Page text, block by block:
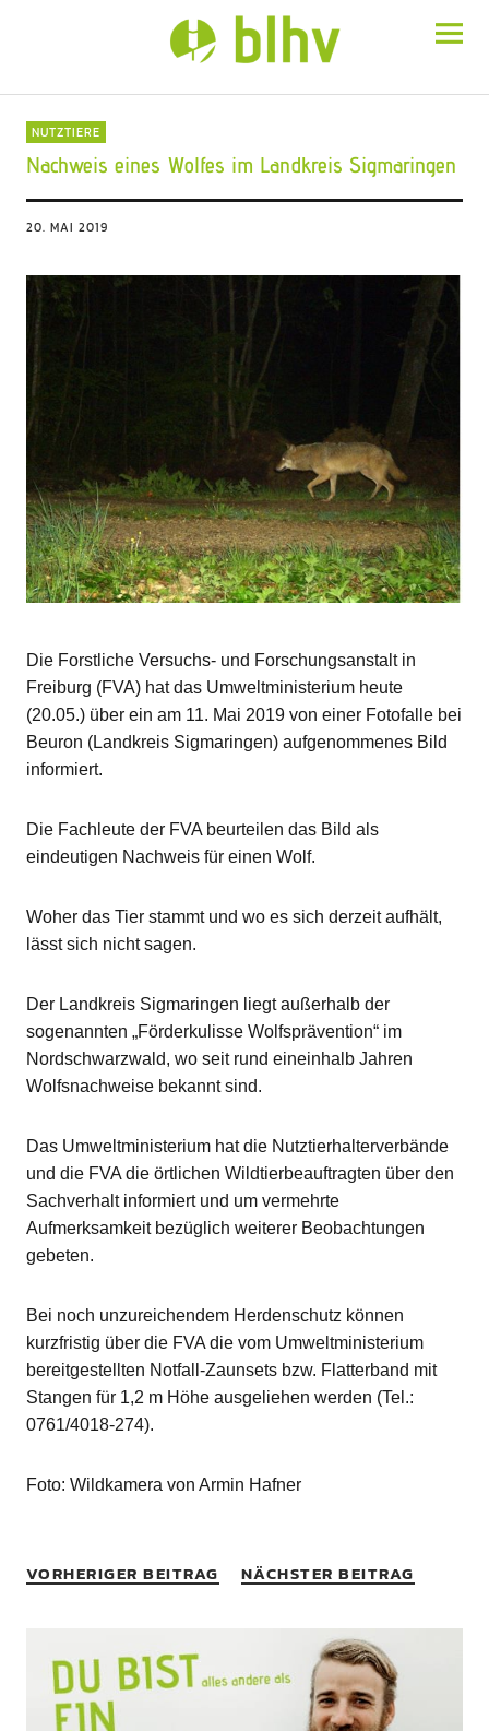
NUTZTIERE
Nachweis eines Wolfes im Landkreis Sigmaringen
20. MAI 2019
Die Forstliche Versuchs- und Forschungsanstalt in
Freiburg (FVA) hat das Umweltministerium heute
(20.05.) über ein am 11. Mai 2019 von einer Fotofalle bei
Beuron (Landkreis Sigmaringen) aufgenommenes Bild
informiert.
Die Fachleute der FVA beurteilen das Bild als
eindeutigen Nachweis für einen Wolf.
Woher das Tier stammt und wo es sich derzeit aufhält,
lässt sich nicht sagen.
Der Landkreis Sigmaringen liegt außerhalb der
sogenannten „Förderkulisse Wolfsprävention“ im
Nordschwarzwald, wo seit rund eineinhalb Jahren
Wolfsnachweise bekannt sind.
Das Umweltministerium hat die Nutztierhalterverbände
und die FVA die örtlichen Wildtierbeauftragten über den
Sachverhalt informiert und um vermehrte
Aufmerksamkeit bezüglich weiterer Beobachtungen
gebeten.
Bei noch unzureichendem Herdenschutz können
kurzfristig über die FVA die vom Umweltministerium
bereitgestellten Notfall-Zaunsets bzw. Flatterband mit
Stangen für 1,2 m Höhe ausgeliehen werden (Tel.:
0761/4018-274).
Foto: Wildkamera von Armin Hafner
VORHERIGER BEITRAG NÄCHSTER BEITRAG